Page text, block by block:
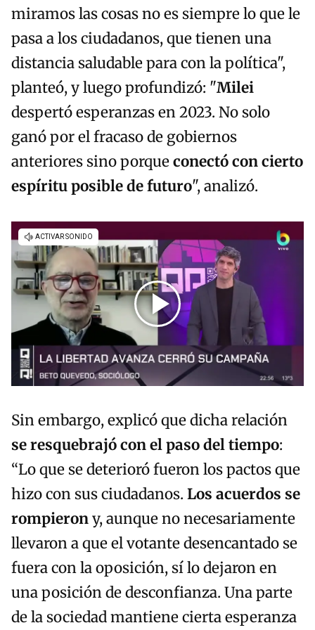
miramos las cosas no es siempre lo que le
pasa a los ciudadanos, que tienen una
distancia saludable para con la política",
planteó, y luego profundizó: "Milei
despertó esperanzas en 2023. No solo
ganó por el fracaso de gobiernos
anteriores sino porqueconectó con cierto
espíritu posible de futuro", analizó.
Sin embargo, explicó que dicha relación
se resquebrajó con el paso del tiempo:
“Lo que se deterioró fueron los pactos que
hizo con sus ciudadanos. Los acuerdos se
rompierony, aunque no necesariamente
llevaron a que el votante desencantado se
fuera con la oposición, sí lo dejaron en
una posición de desconfianza. Una parte
de la sociedad mantiene cierta esperanza